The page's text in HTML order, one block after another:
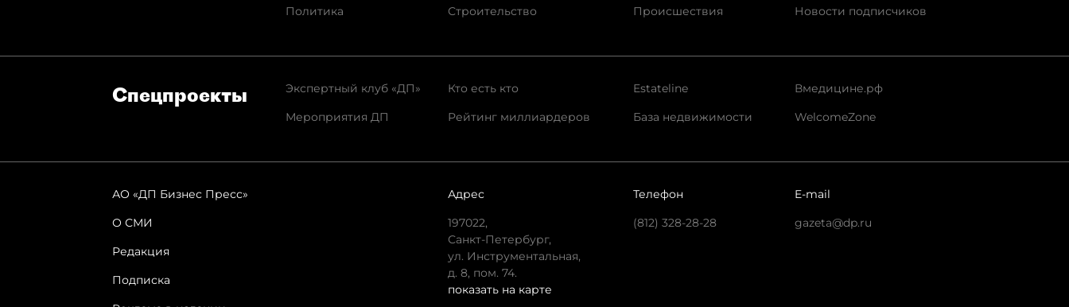
Политика
Строительство
Происшествия
Новости подписчиков
Спец­проекты
Экспертный клуб «ДП»
Мероприятия ДП
Кто есть кто
Рейтинг миллиардеров
Estateline
База недвижимости
Вмедицине.рф
WelcomeZone
АО «ДП Бизнес Пресс»
О СМИ
Редакция
Подписка
Адрес
197022,
Санкт-Петербург,
ул. Инструментальная,
д. 8, пом. 74.
показать на карте
Телефон
(812) 328-28-28
E-mail
gazeta@dp.ru